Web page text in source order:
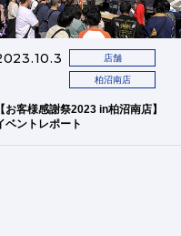
店舗
柏沼南店
【お客様感謝祭2023 in柏沼南店】
ベントレポート